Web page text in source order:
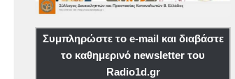
Συμπληρώστε το e-mail και διαβάστε
το καθημερινό newsletter του
Radio1d.gr